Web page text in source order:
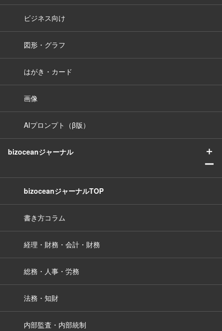
ビジネス向け
図形・グラフ
はがき・カード
画像
AIプロンプト（β版）
bizoceanジャーナル
＋
ー
bizoceanジャーナルTOP
書き方コラム
経理・財務・会計・財務
総務・人事・労務
法務・知財
内部監査・内部統制